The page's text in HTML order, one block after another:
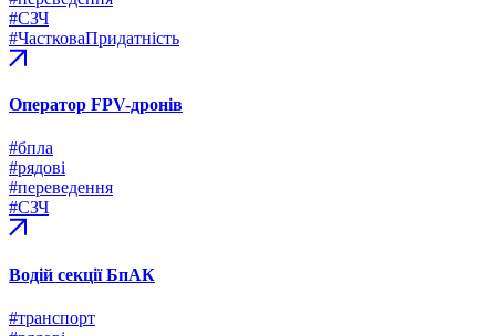
#СЗЧ
#ЧастковаПридатність
Оператор FPV-дронів
#бпла
#рядові
#переведення
#СЗЧ
Водій секції БпАК
#транспорт